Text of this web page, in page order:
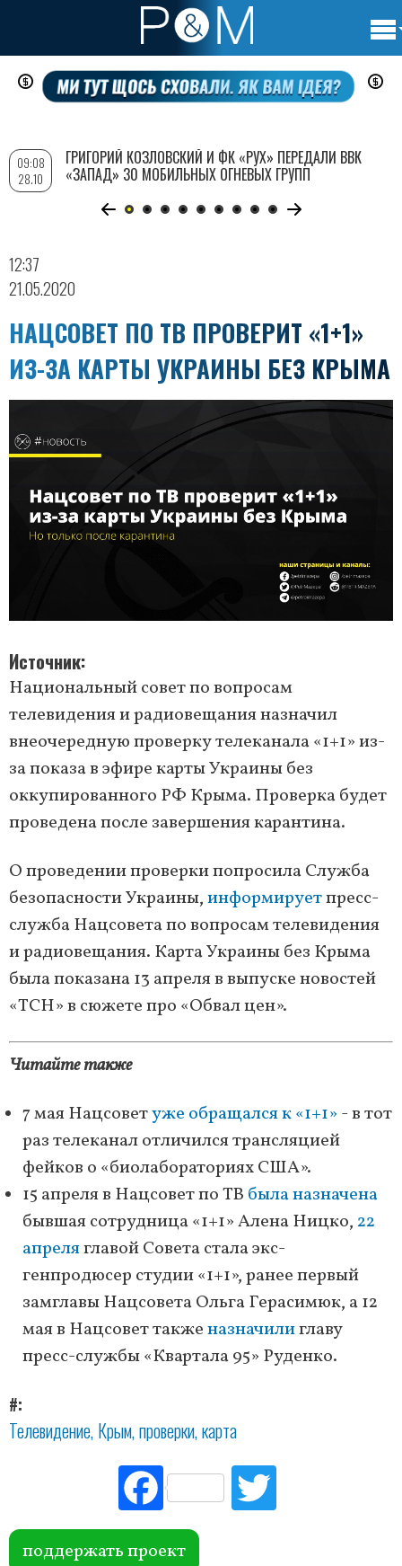
Перейти
содержанию
12:37
21.05.2020
НАЦСОВЕТ ПО ТВ ПРОВЕРИТ «1+1»
ИЗ-ЗА КАРТЫ УКРАИНЫ БЕЗ КРЫМА
Источник
Национальный совет по вопросам
телевидения и радиовещания назначил
внеочередную проверку телеканала «1+1» из-
за показа в эфире карты Украины без
оккупированного РФ Крыма. Проверка будет
проведена после завершения карантина.
О проведении проверки попросила Служба
безопасности Украины,информируетпресс-
служба Нацсовета по вопросам телевидения
и радиовещания. Карта Украины без Крыма
была показана 13 апреля в выпуске новостей
«ТСН» в сюжете про «Обвал цен».
Читайте также
7 мая Нацсоветуже обращался к «1+1» - в тот
раз телеканал отличился трансляцией
фейков о «биолабораториях США».
15 апреля в Нацсовет по ТВ была назначена
бывшая сотрудница «1+1» Алена Ницко,22
апреляглавой Совета стала экс-
генпродюсер студии «1+1», ранее первый
замглавы Нацсовета Ольга Герасимюк, а 12
мая в Нацсовет такженазначилиглаву
пресс-службы «Квартала 95» Руденко.
#
Телевидение Крым проверки карта
Fac
ebo
ok
поддержать проект
09:08
28.10
ГРИГОРИЙ КОЗЛОВСКИЙ И ФК «РУХ» ПЕРЕДАЛИ ВВК
«ЗАПАД» 30 МОБИЛЬНЫХ ОГНЕВЫХ ГРУПП